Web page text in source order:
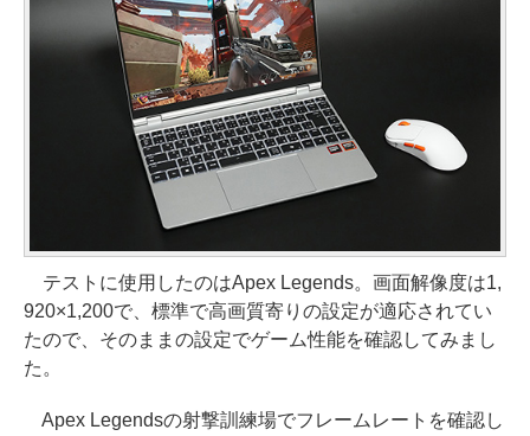
テストに使用したのはApex Legends。画面解像度は1,
920×1,200で、標準で高画質寄りの設定が適応されてい
たので、そのままの設定でゲーム性能を確認してみまし
た。
Apex Legendsの射撃訓練場でフレームレートを確認し